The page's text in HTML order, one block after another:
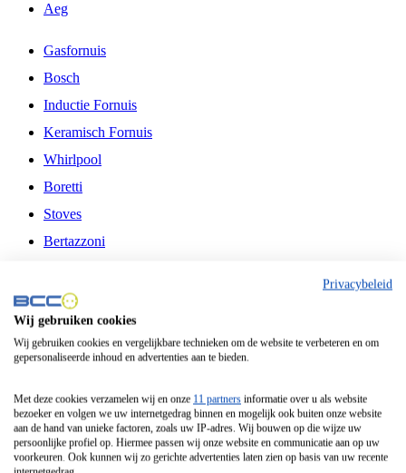
Aeg
Gasfornuis
Bosch
Inductie Fornuis
Keramisch Fornuis
Whirlpool
Boretti
Stoves
Bertazzoni
Fitelli
Airfryer
Frituurpan
Contactgrill
Broodbakmachine
Broodrooster
Privacybeleid
Wij gebruiken cookies
Wij gebruiken cookies en vergelijkbare technieken om de website te verbeteren en om
gepersonaliseerde inhoud en advertenties aan te bieden.
Met deze cookies verzamelen wij en onze 11 partners informatie over u als website
bezoeker en volgen we uw internetgedrag binnen en mogelijk ook buiten onze website
aan de hand van unieke factoren, zoals uw IP-adres. Wij bouwen op die wijze uw
persoonlijke profiel op. Hiermee passen wij onze website en communicatie aan op uw
voorkeuren. Ook kunnen wij zo gerichte advertenties laten zien op basis van uw recente